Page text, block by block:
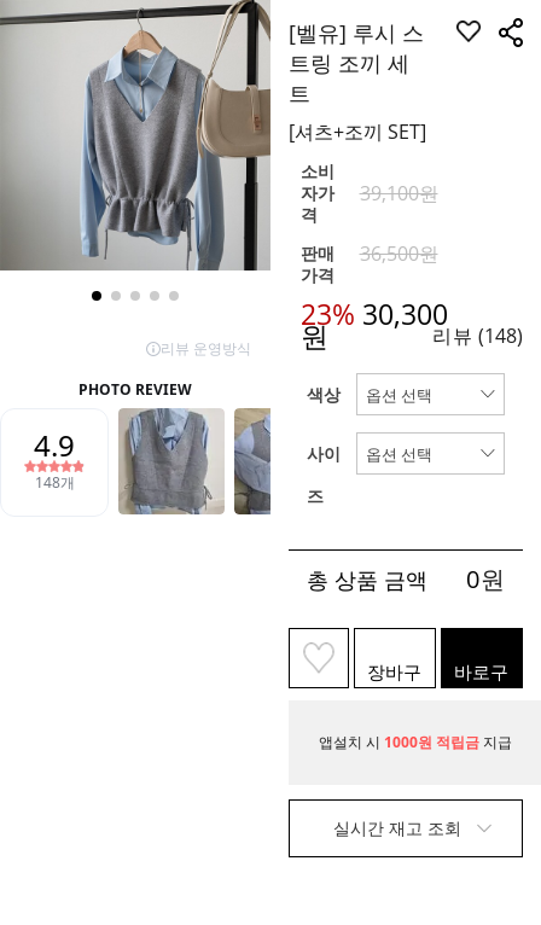
[벨유] 루시 스
트링 조끼 세
트
[셔츠+조끼 SET]
소비
자가
격
39,100원
판매
가격
36,500원
23% 30,300
원 리뷰 (148)
색상
사이
즈
총 상품 금액 0원
장바구
니
바로구
매
앱설치 시 1000원 적립금 지급
실시간 재고 조회